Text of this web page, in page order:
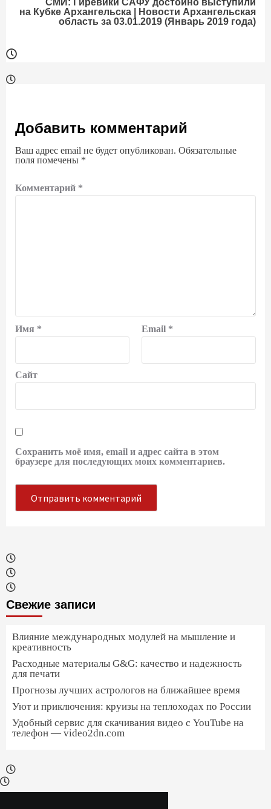
СМИ: Гиревики САФУ достойно выступили
на Кубке Архангельска | Новости Архангельская
область за 03.01.2019 (Январь 2019 года)
Добавить комментарий
Ваш адрес email не будет опубликован. Обязательные
поля помечены *
Комментарий *
Имя * Email *
Сайт
Сохранить моё имя, email и адрес сайта в этом
браузере для последующих моих комментариев.
Свежие записи
Влияние международных модулей на мышление и
креативность
Расходные материалы G&G: качество и надежность
для печати
Прогнозы лучших астрологов на ближайшее время
Уют и приключения: круизы на теплоходах по России
Удобный сервис для скачивания видео с YouTube на
телефон — video2dn.com